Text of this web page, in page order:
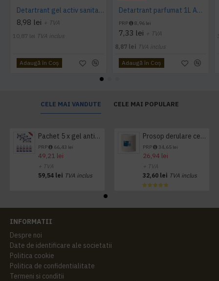
Detartrant gel activ sanitarizant 750ml AQAS
8,98 lei + TVA
10,87 lei TVA inclus
Adaugă în Coş
Detartrant parfumat 1L AQAS
PRP 8,96 lei
7,33 lei + TVA
8,87 lei TVA inclus
Adaugă în Coş
CELE MAI VANDUTE CELE MAI POPULARE
Pachet 5 x gel antibacterian 50ml si 3 x Servetele antibacteriene 48 buc Hygienium
PRP 66,43 lei
49,21 lei
+ TVA
59,54 lei TVA inclus
Prosop derulare centrala 1 pliu, 300 m Tork
PRP 34,65 lei
26,94 lei
+ TVA
32,60 lei TVA inclus
INFORMATII
Despre noi
Date de identificare ale societatii
Politica cookie
Politica de confidentialitate
Termeni si conditii